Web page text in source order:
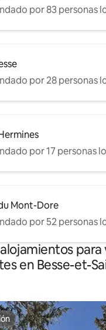
por 83 personas
por 28 personas
por 17 personas
Mont-Dore
por 52 personas
para
en Besse-et-